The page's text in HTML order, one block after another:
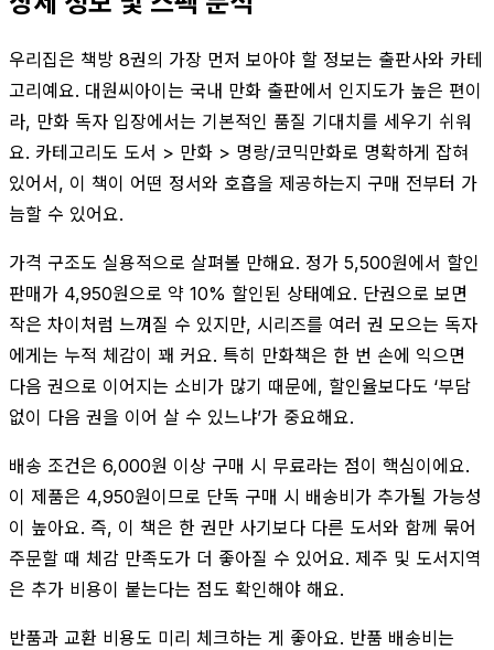
우리집은 책방 8권의 가장 먼저 보아야 할 정보는 출판사와 카테
고리예요. 대원씨아이는 국내 만화 출판에서 인지도가 높은 편이
라, 만화 독자 입장에서는 기본적인 품질 기대치를 세우기 쉬워
요. 카테고리도 도서 > 만화 > 명랑/코믹만화로 명확하게 잡혀
있어서, 이 책이 어떤 정서와 호흡을 제공하는지 구매 전부터 가
늠할 수 있어요.
가격 구조도 실용적으로 살펴볼 만해요. 정가 5,500원에서 할인
판매가 4,950원으로 약 10% 할인된 상태예요. 단권으로 보면
작은 차이처럼 느껴질 수 있지만, 시리즈를 여러 권 모으는 독자
에게는 누적 체감이 꽤 커요. 특히 만화책은 한 번 손에 익으면
다음 권으로 이어지는 소비가 많기 때문에, 할인율보다도 ‘부담
없이 다음 권을 이어 살 수 있느냐’가 중요해요.
배송 조건은 6,000원 이상 구매 시 무료라는 점이 핵심이에요.
이 제품은 4,950원이므로 단독 구매 시 배송비가 추가될 가능성
이 높아요. 즉, 이 책은 한 권만 사기보다 다른 도서와 함께 묶어
주문할 때 체감 만족도가 더 좋아질 수 있어요. 제주 및 도서지역
은 추가 비용이 붙는다는 점도 확인해야 해요.
반품과 교환 비용도 미리 체크하는 게 좋아요. 반품 배송비는